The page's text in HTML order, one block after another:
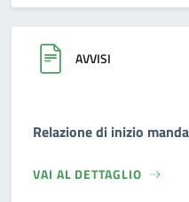
AVVISI
Relazione di inizio
VAI AL DETTAGLIO